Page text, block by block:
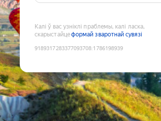
Калі ў вас узніклі праблемы, калі ласка,
скарыстайцеформай зваротнай сувязі
9189317283377093708:1786198939